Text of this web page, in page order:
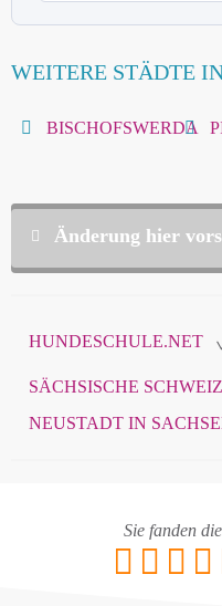
WEITERE STÄDTE
BISCHOFSWERDA
Änderung hier
hundeschule.net
Name*
E-Mail*
HUNDESCHULE.NET
SÄCHSISCHE
NEUSTADT IN
Sie fanden